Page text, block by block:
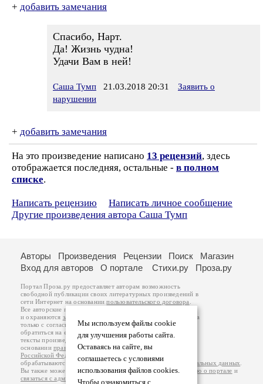
+ добавить замечания
Спасибо, Нарт.
Да! Жизнь чудна!
Удачи Вам в ней!
Саша Тумп 21.03.2018 20:31
Заявить о
нарушении
+ добавить замечания
На это произведение написано 13 рецензий, здесь
отображается последняя, остальные - в полном
списке.
Написать рецензию
Написать личное сообщение
Другие произведения автора Саша Тумп
Мы используем файлы cookie
для улучшения работы сайта.
Оставаясь на сайте, вы
соглашаетесь с условиями
использования файлов cookies.
Чтобы ознакомиться с
Авторы Произведения Рецензии Поиск
Магазин
Вход для авторов
О портале Стихи.ру Проза.ру
Портал Проза.ру предоставляет авторам возможность
свободной публикации своих литературных произведений в
сети Интернет на основаниипользовательского договора
Все авторские права на произведения принадлежат авторам
и охраняются законом
. Перепечатка произведений возможна
только с согласия его автора, к которому вы можете
обратиться на его авторской странице. Ответственность за
тексты произведений авторы несут самостоятельно на
основанииправил публикацииизаконодательства
Российской Федерации
обрабатываются на основанииПолитики обработки персональных данных
Вы также можете посмотреть более подробнуюинформацию о портале и
связаться с администрацией